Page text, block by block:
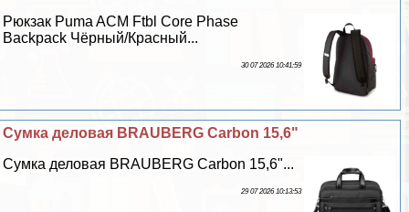
Рюкзак Puma ACM Ftbl Core Phase
Backpack Чёрный/Красный...
30 07 2026 10:41:59
Сумка деловая BRAUBERG Carbon 15,6"
Сумка деловая BRAUBERG Carbon 15,6"...
29 07 2026 10:13:53